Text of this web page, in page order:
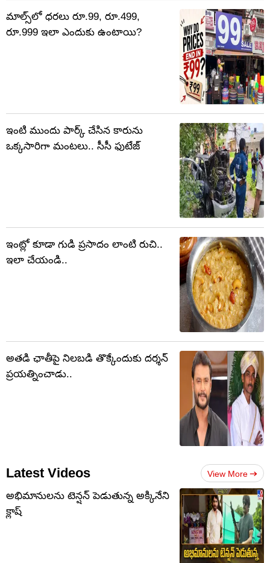
మాల్స్‌లో ధరలు రూ.99, రూ.499,
రూ.999 ఇలా ఎందుకు ఉంటాయి?
ఇంటి ముందు పార్క్‌ చేసిన కారును
ఒక్కసారిగా మంటలు.. సీసీ ఫుటేజ్
ఇంట్లో కూడా గుడి ప్రసాదం లాంటి రుచి..
ఇలా చేయండి..
అతడి ఛాతీపై నిలబడి తొక్కేందుకు దర్శన్
ప్రయత్నించాడు..
Latest Videos View More
అభిమానులను టెన్షన్‌ పెడుతున్న అక్కినేని
క్లాష్‌